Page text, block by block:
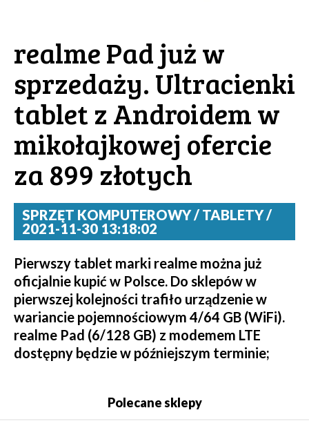
realme Pad już w
sprzedaży. Ultracienki
tablet z Androidem w
mikołajkowej ofercie
za 899 złotych
SPRZĘT KOMPUTEROWY / TABLETY /
2021-11-30 13:18:02
Pierwszy tablet marki realme można już
oficjalnie kupić w Polsce. Do sklepów w
pierwszej kolejności trafiło urządzenie w
wariancie pojemnościowym 4/64 GB (WiFi).
realme Pad (6/128 GB) z modemem LTE
dostępny będzie w późniejszym terminie;
Polecane sklepy